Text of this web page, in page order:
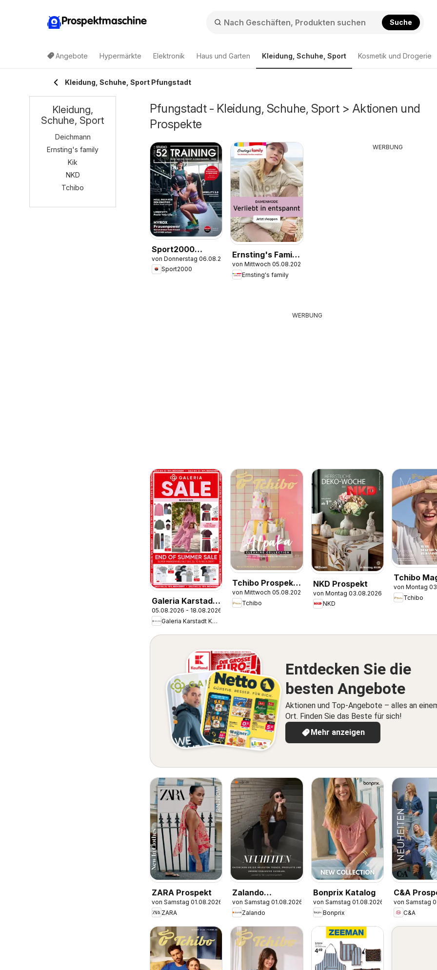
Prospektmaschine Suche
Angebote Hypermärkte Elektronik Haus und Garten Kleidung, Schuhe, Sport Kosmetik und Drogerie
Kleidung, Schuhe, Sport Pfungstadt
Pfungstadt - Kleidung, Schuhe, Sport > Aktionen und
Prospekte
Sport2000
Prospekt
von Donnerstag 06.08.2026
Sport2000
Ernsting's Family
Produktkatalog
von Mittwoch 05.08.2026
Ernsting's family
WERBUNG
WERBUNG
Galeria Karstadt
Kaufhof
Prospekt
05.08.2026 - 18.08.2026
Galeria Karstadt Kaufhof
Tchibo Prospekt
Alpaka cleaning
collection
von Mittwoch 05.08.2026
Tchibo
NKD Prospekt
von Montag 03.08.2026
NKD
Tchibo
Momente
von Montag
Tchibo
Entdecken Sie die
besten Angebote
Aktionen und Top-Angebote – alles an
Ort. Finden Sie das Beste für sich!
Mehr anzeigen
ZARA Prospekt
von Samstag 01.08.2026
ZARA
Zalando
Prospekt
von Samstag 01.08.2026
Zalando
Bonprix Katalog
von Samstag 01.08.2026
Bonprix
C&A
von Samstag
C&A
Kleidung,
Schuhe, Sport
Deichmann
Ernsting's family
Kik
NKD
Tchibo